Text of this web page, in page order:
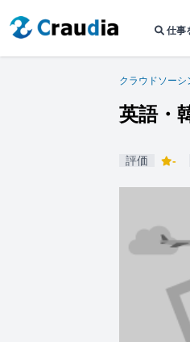
仕事
クラウドソーシ
英語・
評価 -